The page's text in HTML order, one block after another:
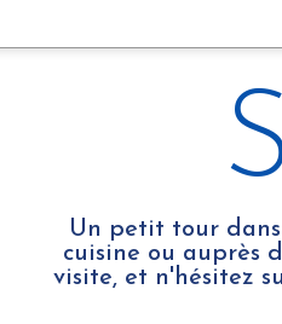
Un petit tour
cuisine ou auprès
visite, et n'hésitez